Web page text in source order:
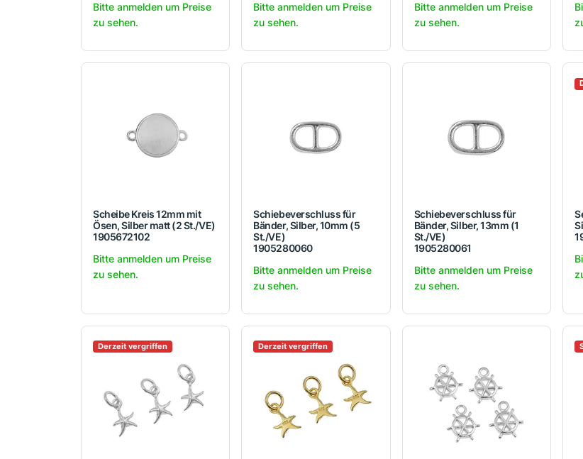
Bitte anmelden um Preise
zu sehen.
Bitte anmelden um Preise
zu sehen.
Bitte anmelden um Preise
zu sehen.
Scheibe Kreis 12mm mit
Ösen, Silber matt (2 St./VE)
1905672102
Bitte anmelden um Preise
zu sehen.
Schiebeverschluss für
Bänder, Silber, 10mm (5
St./VE)
1905280060
Bitte anmelden um Preise
zu sehen.
Schiebeverschluss für
Bänder, Silber, 13mm (1
St./VE)
1905280061
Bitte anmelden um Preise
zu sehen.
Derzeit vergriffen Derzeit vergriffen